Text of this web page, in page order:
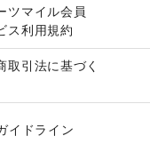
ツマイル会員
ス利用規約
取引法に基づく
イドライン